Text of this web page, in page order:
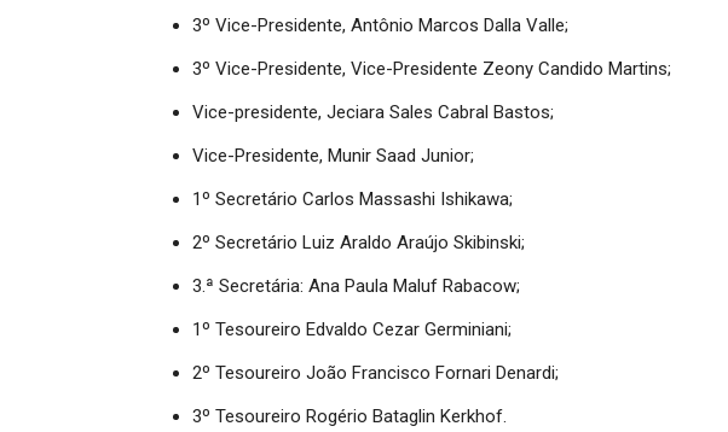
3º Vice-Presidente, Antônio Marcos Dalla Valle;
3º Vice-Presidente, Vice-Presidente Zeony Candido Martins;
Vice-presidente, Jeciara Sales Cabral Bastos;
Vice-Presidente, Munir Saad Junior;
1º Secretário Carlos Massashi Ishikawa;
2º Secretário Luiz Araldo Araújo Skibinski;
3.ª Secretária: Ana Paula Maluf Rabacow;
1º Tesoureiro Edvaldo Cezar Germiniani;
2º Tesoureiro João Francisco Fornari Denardi;
3º Tesoureiro Rogério Bataglin Kerkhof.